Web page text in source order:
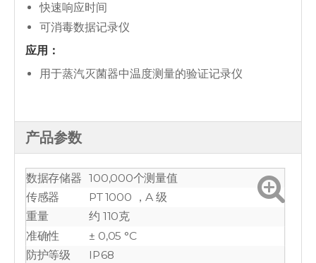
快速响应时间
可消毒数据记录仪
应用：
用于蒸汽灭菌器中温度测量的验证记录仪
产品参数
数据存储器 100,000个测量值
传感器
PT1000 ，A 级
重量
约 110克
准确性
± 0,05 °C
防护等级
IP68